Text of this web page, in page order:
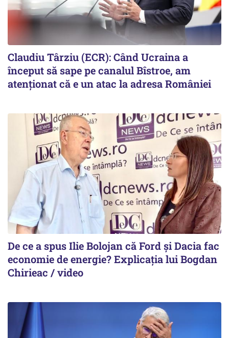
Claudiu Târziu (ECR): Când Ucraina a
început să sape pe canalul Bîstroe, am
atenționat că e un atac la adresa României
De ce a spus Ilie Bolojan că Ford și Dacia fac
economie de energie? Explicația lui Bogdan
Chirieac / video